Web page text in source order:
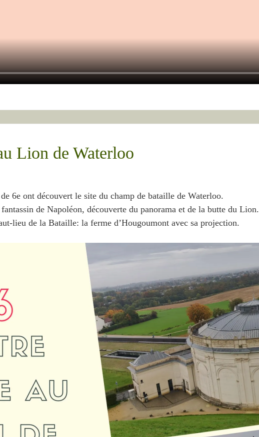
Lion de Waterloo
6e ont découvert le site du champ de bataille de Waterloo.
de Napoléon, découverte du panorama et de la butte du Lion.
lieu de la Bataille: la ferme d’Hougoumont avec sa projection.